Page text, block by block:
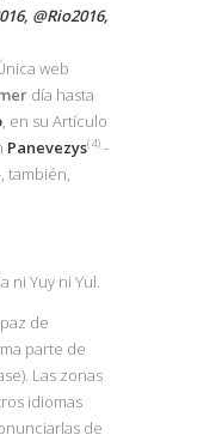
@Rio2016,
web
día hasta
, en su Artículo
Panevezys(4) -
también,
ni Yuy ni Yul.
de
parte de
Las zonas
idiomas
de